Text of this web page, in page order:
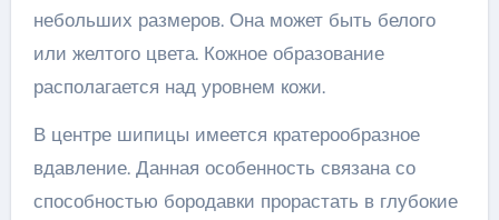
небольших размеров. Она может быть белого
или желтого цвета. Кожное образование
располагается над уровнем кожи.
В центре шипицы имеется кратерообразное
вдавление. Данная особенность связана со
способностью бородавки прорастать в глубокие